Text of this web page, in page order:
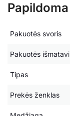
Pakuotės svoris
Pakuotės
Tipas
Prekės ženklas